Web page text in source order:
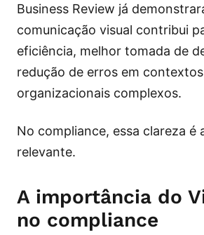
Business Review já
comunicação visual contribui
eficiência, melhor tomada de
redução de erros em contextos
organizacionais complexos.
No compliance, essa clareza é
relevante.
A importância do
no compliance